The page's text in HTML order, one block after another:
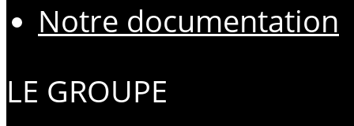
Notre documentation
LE GROUPE